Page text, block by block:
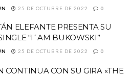
25 DE OCTUBRE DE 2022 0
ELEFANTE PRESENTA SU
“I´AM BUKOWSKI”
25 DE OCTUBRE DE 2022 0
CONTINUA CON SU GIRA «THE